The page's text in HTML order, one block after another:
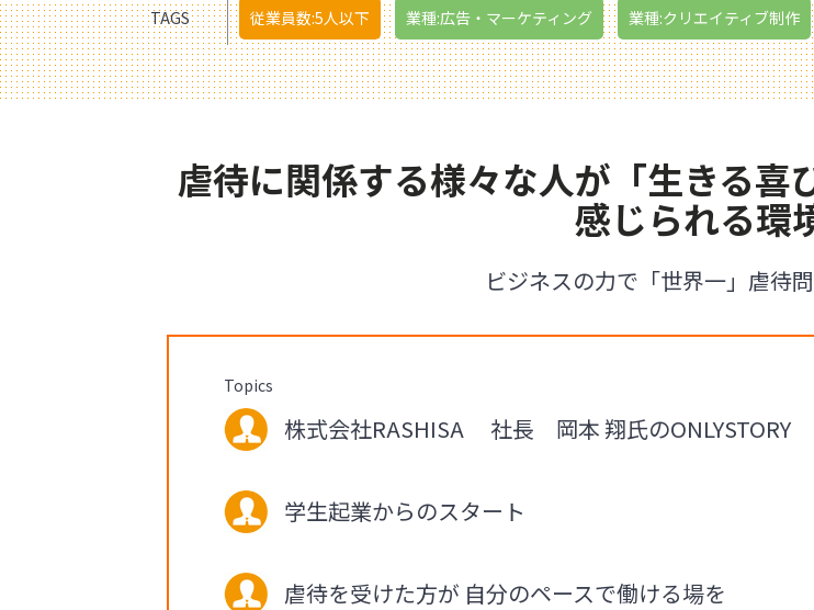
TAGS 従業員数:5人以下 業種:広告・マーケティング 業種:クリエイティブ制作
虐待に関係する様々な人が「生きる喜
感じられる環
ビジネスの力で「世界一」虐待
Topics
株式会社RASHISA 社長 岡本 翔氏のONLYSTORY
学生起業からのスタート
虐待を受けた方が 自分のペースで働ける場を